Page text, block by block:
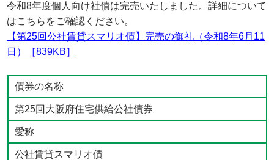
令和8年度個人向け社債は完売いたしました。詳細について
はこちらをご確認ください。
【第25回公社賃貸スマリオ債】完売の御礼（令和8年6月11
日）［839KB］
債券の名称
第25回大阪府住宅供給公社債券
愛称
公社賃貸スマリオ債